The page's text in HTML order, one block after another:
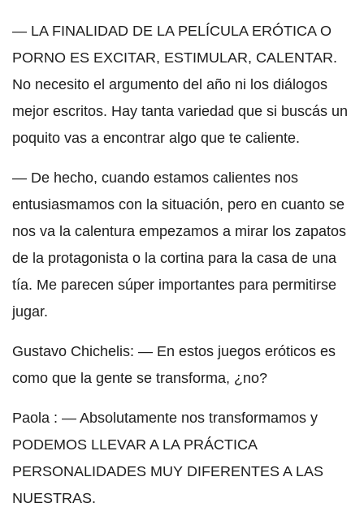
— LA FINALIDAD DE LA PELÍCULA ERÓTICA O
PORNO ES EXCITAR, ESTIMULAR, CALENTAR.
No necesito el argumento del año ni los diálogos
mejor escritos. Hay tanta variedad que si buscás un
poquito vas a encontrar algo que te caliente.
— De hecho, cuando estamos calientes nos
entusiasmamos con la situación, pero en cuanto se
nos va la calentura empezamos a mirar los zapatos
de la protagonista o la cortina para la casa de una
tía. Me parecen súper importantes para permitirse
jugar.
Gustavo Chichelis: — En estos juegos eróticos es
como que la gente se transforma, ¿no?
Paola : — Absolutamente nos transformamos y
PODEMOS LLEVAR A LA PRÁCTICA
PERSONALIDADES MUY DIFERENTES A LAS
NUESTRAS.